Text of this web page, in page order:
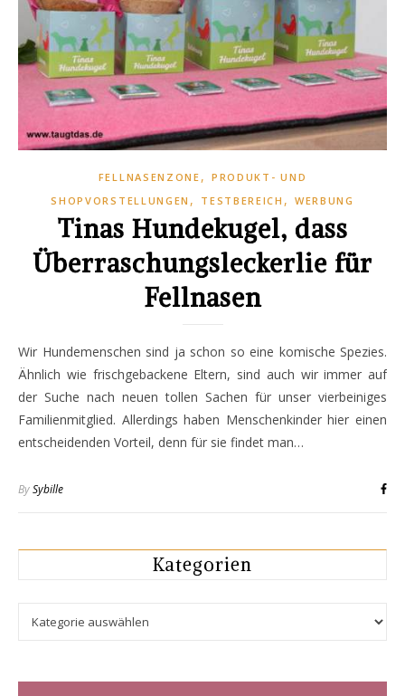
FELLNASENZONE , PRODUKT- UND
SHOPVORSTELLUNGEN , TESTBEREICH , WERBUNG
Tinas Hundekugel, dass
Überraschungsleckerlie für
Fellnasen
Wir Hundemenschen sind ja schon so eine komische Spezies.
Ähnlich wie frischgebackene Eltern, sind auch wir immer auf
der Suche nach neuen tollen Sachen für unser vierbeiniges
Familienmitglied. Allerdings haben Menschenkinder hier einen
entscheidenden Vorteil, denn für sie findet man…
BySybille
Kategorien